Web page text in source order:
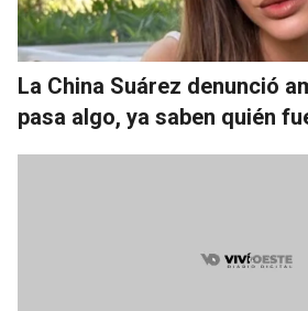
La China Suárez denunció
pasa algo, ya saben quién